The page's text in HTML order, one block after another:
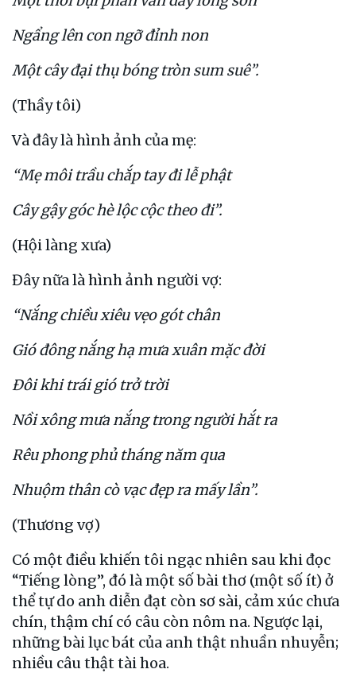
Ngẩng lên con ngỡ đỉnh non
Một cây đại thụ bóng tròn sum suê”.
(Thầy tôi)
Và đây là hình ảnh của mẹ:
“Mẹ môi trầu chắp tay đi lễ phật
Cây gậy góc hè lộc cộc theo đi”.
(Hội làng xưa)
Đây nữa là hình ảnh người vợ:
“Nắng chiều xiêu vẹo gót chân
Gió đông nắng hạ mưa xuân mặc đời
Đôi khi trái gió trở trời
Nồi xông mưa nắng trong người hắt ra
Rêu phong phủ tháng năm qua
Nhuộm thân cò vạc đẹp ra mấy lần”.
(Thương vợ)
Có một điều khiến tôi ngạc nhiên sau khi đọc
“Tiếng lòng”, đó là một số bài thơ (một số ít) ở
thể tự do anh diễn đạt còn sơ sài, cảm xúc chưa
chín, thậm chí có câu còn nôm na. Ngược lại,
những bài lục bát của anh thật nhuần nhuyễn;
nhiều câu thật tài hoa.